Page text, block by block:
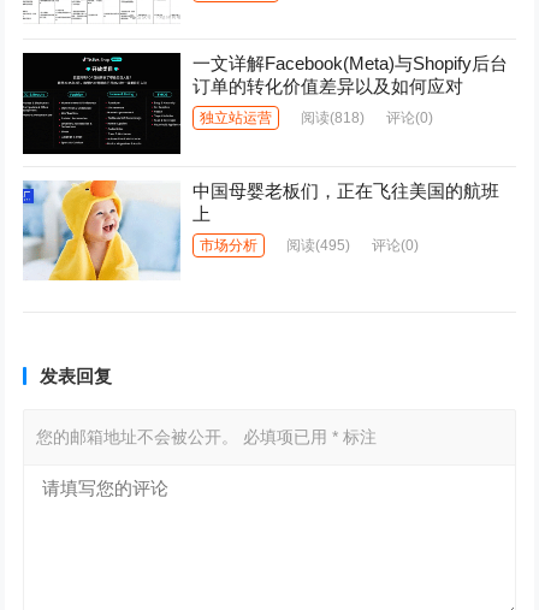
一文详解Facebook(Meta)与Shopify后台
订单的转化价值差异以及如何应对
独立站运营 阅读(818) 评论(0)
中国母婴老板们，正在飞往美国的航班
上
市场分析 阅读(495) 评论(0)
发表回复
您的邮箱地址不会被公开。 必填项已用* 标注